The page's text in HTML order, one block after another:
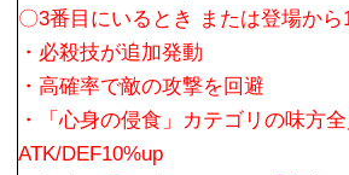
〇3番目にいるとき または登場から
・必殺技が追加発動
・高確率で敵の攻撃を回避
・「心身の侵食」カテゴリの味方
ATK/DEF10%up